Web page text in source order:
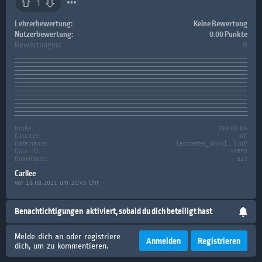
Lehrerbewertung:
Keine Bewertung
Nutzerbewertung:
0.00 Punkte
Bewertungen: 0
Größe:
289.08 KB
Dateityp:
pdf
Dateiname:
Lernzettel_Work[...].pdf
Datei-ID:
36555
Downloads:
613
Carllee
vor 18.08.2021 um 22:45 Uhr
1
Benachtichtigungen aktiviert, sobald du dich beteiligt hast
Melde dich an oder registriere
dich, um zu kommentieren.
Anmelden Registrieren